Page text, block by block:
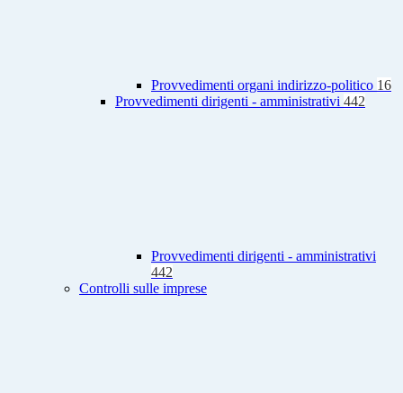
Provvedimenti organi indirizzo-politico 16
Provvedimenti dirigenti - amministrativi 442
Provvedimenti dirigenti - amministrativi
442
Controlli sulle imprese